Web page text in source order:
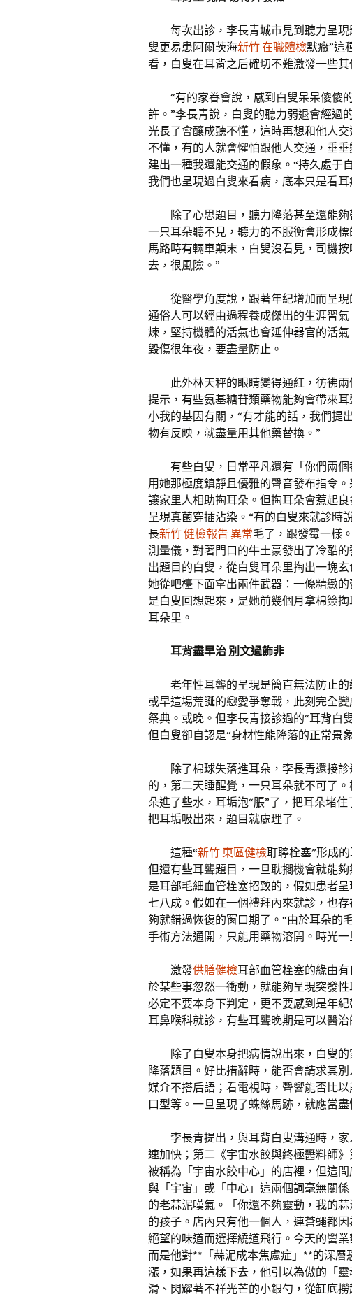
每次出診，李長青城市見到聽力呈
叟更易患阿爾茨海新竹 在職體檢默癥”這
看，白叟在耳背之后確切不難激發一些其
“有的家眷會說，感到白叟呆呆傻傻
許。”李長青說，白叟的聽力弱退會經過
光長了會釀成聽不懂，這時再想和他人
不懂，有的人就會懼怕跟他人交通，垂
建出一種我還能交通的假象。“持久處于
我們也呈現過白叟來看病，底本只是看
除了心思題目，聽力降落甚至還能
一只耳朵聽不見，聽力的不服衡會形成
馬路時有輛車顛末，白叟沒看見，司機
去，很風險。”
從醫學角度說，跟著年紀增加而呈
通俗人可以經由過程養成傑出的生涯習
煉，堅持機體的活氣也會延伸器官的活
毀傷很年夜，要盡量防止。
此外林天秤的眼睛變得通紅，彷彿
提示，有些氨基糖苷類藥物能夠會帶來
小我的基因有關，“有才能的話，我們提
物有反映，就盡量用其他藥替換。”
有些白叟，日常平凡還有「你們兩
用她那極度鎮靜且優雅的聲音發布指令
讓家里人相助掏耳朵。但掏耳朵會惹起
呈現真菌穿插沾染。“有的白叟來就診時
長新竹 健檢報告 異常毛了，跟發霉一樣
測量儀，對著門口的牛土豪發出了冷酷
出題目的白叟，從白叟耳朵里掏出一塊
她從吧檯下面拿出兩件武器：一條精緻
是白叟回想起來，是她前幾個月拿棉簽
耳朵里。
耳背盡早治 別文過飾非
老年性耳聾的呈現是簡直無法防止
或早這場荒誕的戀愛爭奪戰，此刻完全
祭典。或晚。但李長青接診過的“耳背白
但白叟卻自認是“身材性能降落的正常景
除了棉球失落進耳朵，李長青還接
的，第二天睡醒覺，一只耳朵就不可了
朵進了些水，耳垢泡“脹”了，把耳朵堵
把耳垢吸出來，題目就處理了。
這種“新竹 東區健檢耵聹栓塞”形成
但還有些耳聾題目，一旦耽擱機會就能
是耳部毛細血管栓塞招致的，假如患者
七八成。假如在一個禮拜內來就診，也
夠就錯過恢復的窗口期了。“由於耳朵的
手術方法通開，只能用藥物溶開。時光
激發供膳健檢耳部血管栓塞的緣由
於某些事忽然一衝動，就能夠呈現突發
必定不要本身下判定，更不要感到是年
耳鼻喉科就診，有些耳聾晚期是可以醫治
除了白叟本身把病情說出來，白叟
降落題目。好比措辭時，能否會請求其
媒介不搭后語；看電視時，聲響能否比
口型等。一旦呈現了蛛絲馬跡，就應當
李長青提出，與耳背白叟溝通時，
速加快；第二《宇宙水餃與終極醬料師
被稱為「宇宙水餃中心」的店裡，但這
與「宇宙」或「中心」這兩個詞毫無關
的老蒜泥嘆氣。「你還不夠靈動，我的
的孩子。店內只有他一個人，連蒼蠅都
絕望的味道而選擇繞道飛行。今天的營
而是他對**「蒜泥成本焦慮症」**的深層
漲，如果再這樣下去，他引以為傲的「
滑、閃耀著不祥光芒的小銀勺，從缸底撈